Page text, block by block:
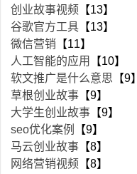
创业故事视频 【13】
谷歌官方工具 【13】
微信营销 【11】
人工智能的应用
【10】
软文推广是什么意思 【9】
草根创业故事 【9】
大学生创业故事 【9】
seo优化案例
【9】
马云创业故事 【8】
网络营销视频 【8】